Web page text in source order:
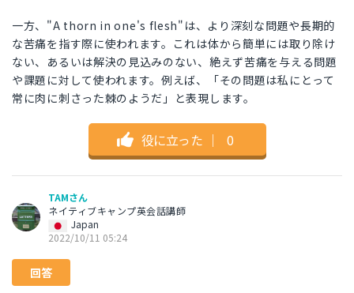
一方、"A thorn in one's flesh"は、より深刻な問題や長期的
な苦痛を指す際に使われます。これは体から簡単には取り除け
ない、あるいは解決の見込みのない、絶えず苦痛を与える問題
や課題に対して使われます。例えば、「その問題は私にとって
常に肉に刺さった棘のようだ」と表現します。
役に立った ｜ 0
TAMさん
ネイティブキャンプ英会話講師
Japan
2022/10/11 05:24
回答